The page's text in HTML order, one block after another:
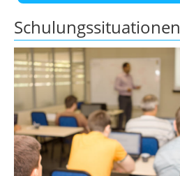
Schulungssituationen